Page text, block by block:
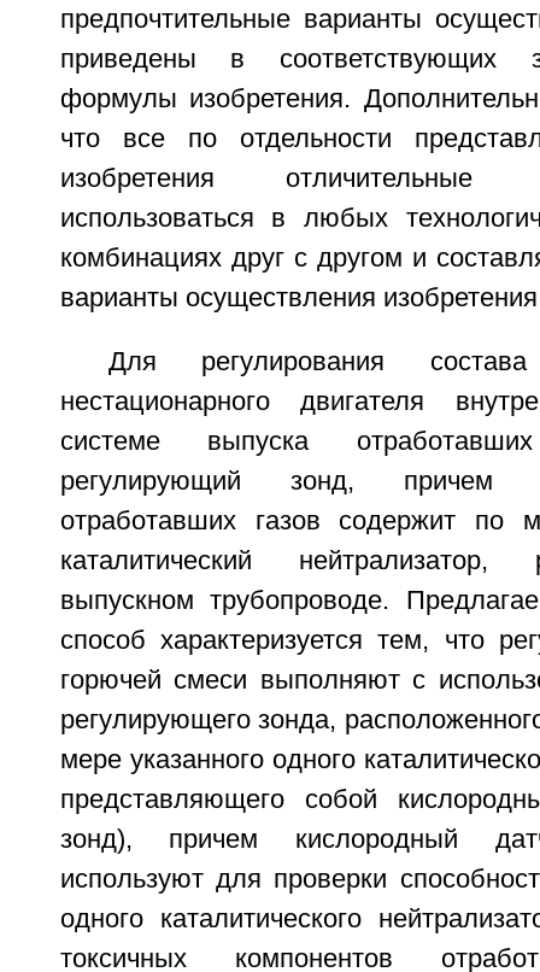
предпочтительные варианты
приведены в соответствующих
формулы изобретения.
что все по отдельности
изобретения отличительные
использоваться в любых
комбинациях друг с другом и
варианты осуществления
Для регулирования
нестационарного двигателя
системе выпуска
регулирующий зонд, причем
отработавших газов содержит по
каталитический
выпускном трубопроводе.
способ характеризуется тем, что
горючей смеси выполняют с
регулирующего зонда,
мере указанного одного
представляющего собой
зонд), причем кислородный
используют для проверки
одного каталитического
токсичных компонентов